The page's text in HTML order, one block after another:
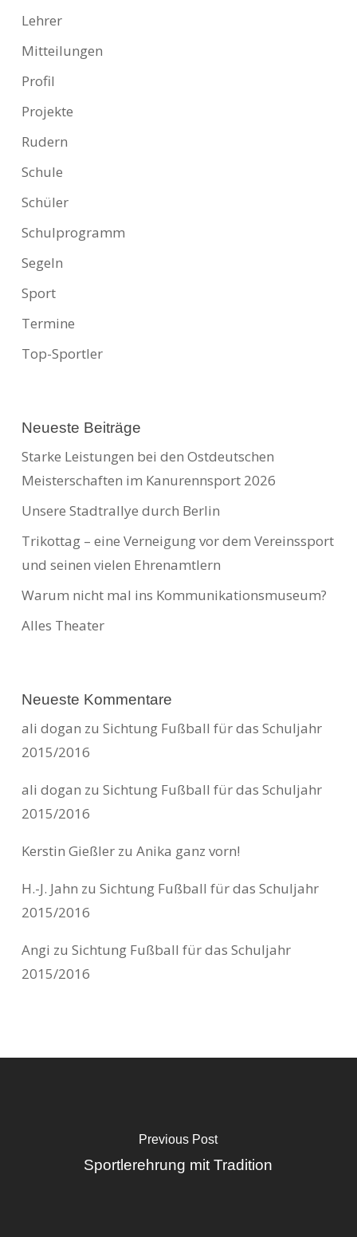
Lehrer
Mitteilungen
Profil
Projekte
Rudern
Schule
Schüler
Schulprogramm
Segeln
Sport
Termine
Top-Sportler
Neueste Beiträge
Starke Leistungen bei den Ostdeutschen
Meisterschaften im Kanurennsport 2026
Unsere Stadtrallye durch Berlin
Trikottag – eine Verneigung vor dem Vereinssport
und seinen vielen Ehrenamtlern
Warum nicht mal ins Kommunikationsmuseum?
Alles Theater
Neueste Kommentare
ali dogan zu Sichtung Fußball für das Schuljahr
2015/2016
ali dogan zu Sichtung Fußball für das Schuljahr
2015/2016
Kerstin Gießlerzu Anika ganz vorn!
H.-J. Jahn zu Sichtung Fußball für das Schuljahr
2015/2016
Angi zu Sichtung Fußball für das Schuljahr
2015/2016
Previous Post
Sportlerehrung mit Tradition